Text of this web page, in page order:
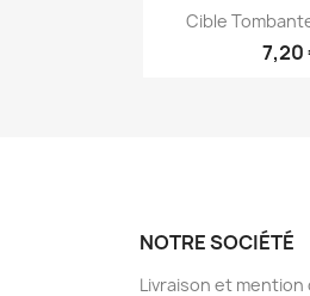

Cible
7,20
NOTRE SOCIÉTÉ
Livraison et